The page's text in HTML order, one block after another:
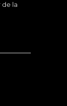
de la